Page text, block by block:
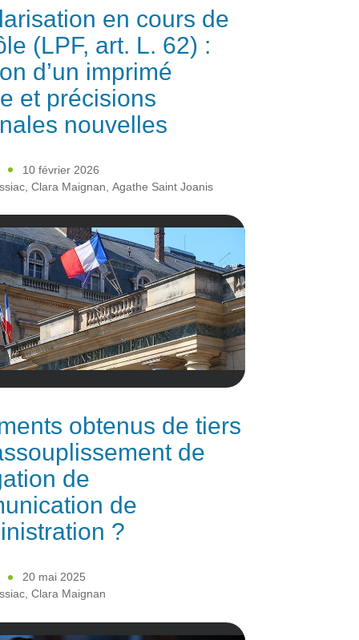
en cours de
(LPF, art. L. 62) :
d’un imprimé
et précisions
nouvelles
10 février 2026
,Clara Maignan,Agathe Saint Joanis
obtenus de tiers
de
de
de
?
20 mai 2025
,Clara Maignan